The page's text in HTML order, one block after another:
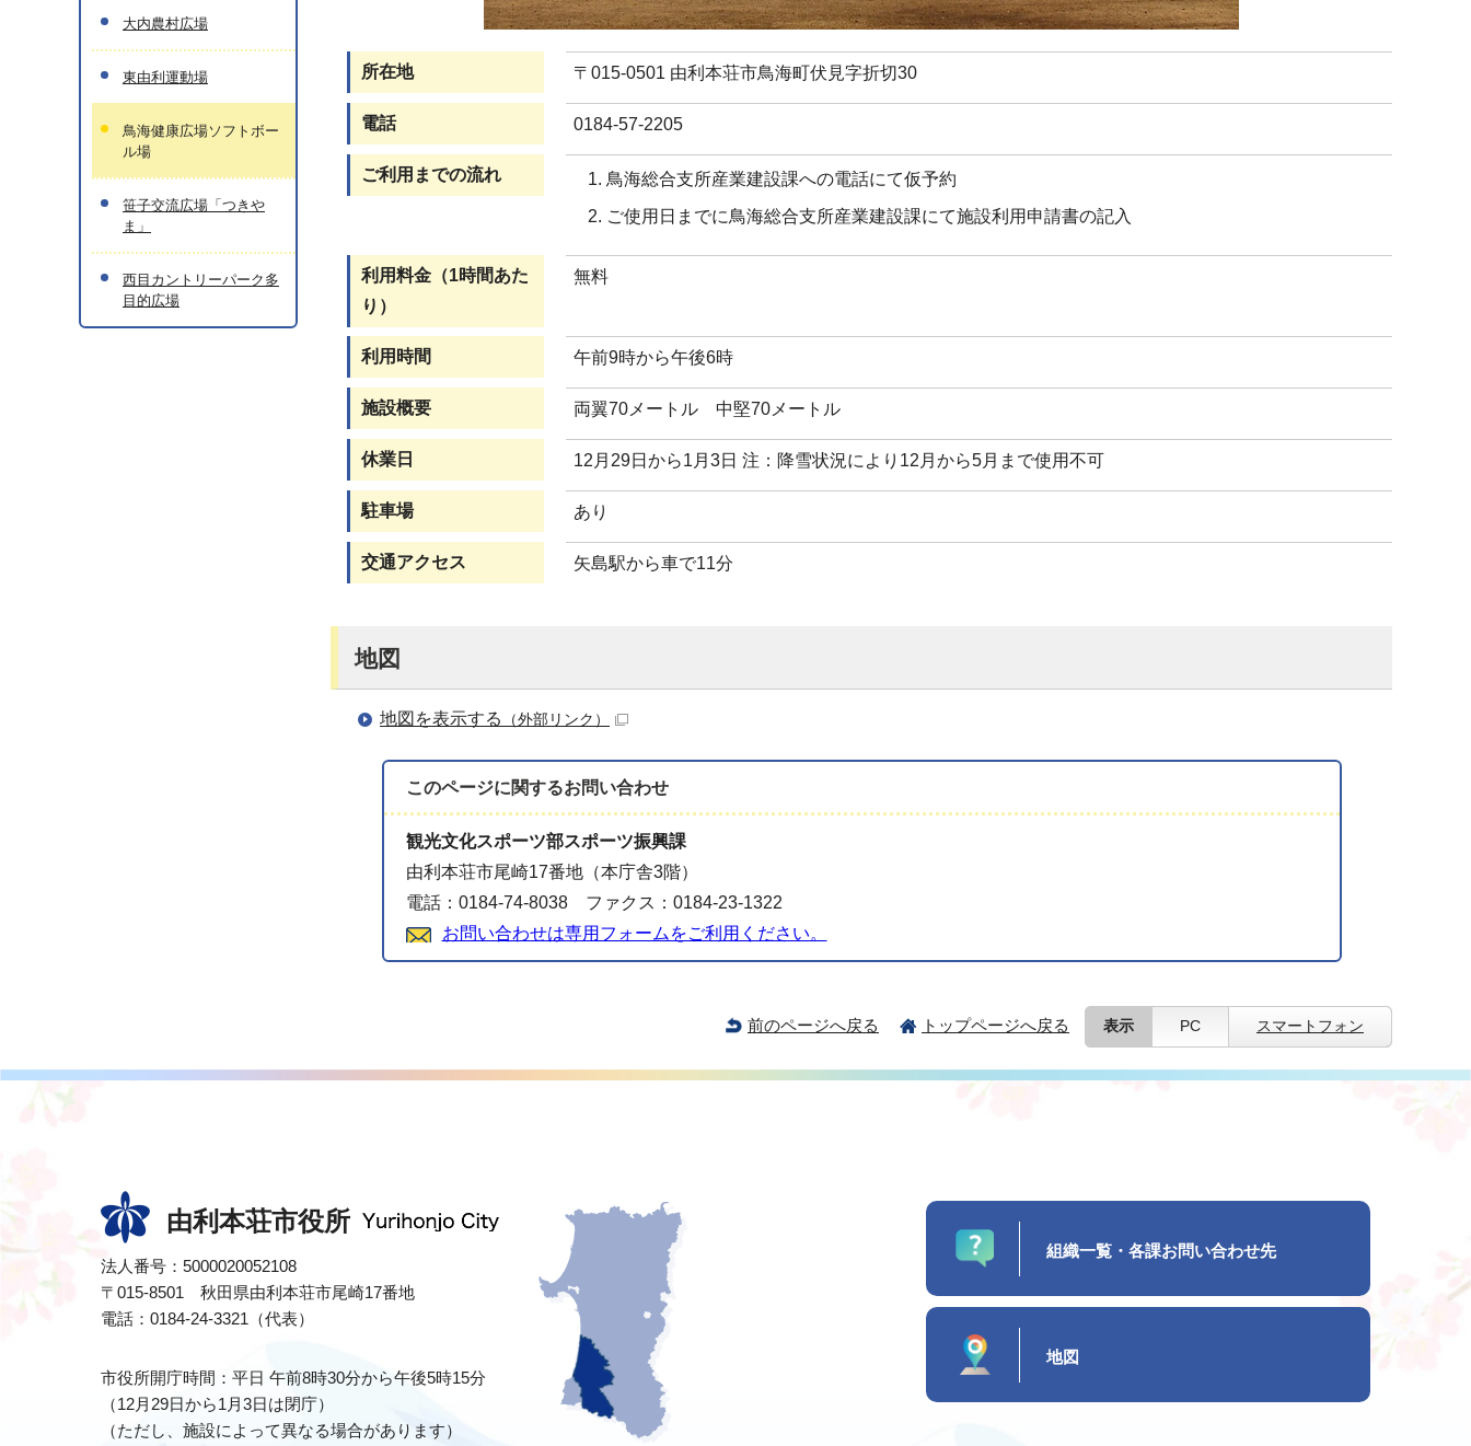
所在地 〒015-0501 由利本荘市鳥海町伏見字折切30
電話 0184-57-2205
ご利用までの流れ
鳥海総合支所産業建設課への電話にて仮予約
ご使用日までに鳥海総合支所産業建設課にて施設利用申請書の記入
利用料金（1時間あた
り）
無料
利用時間 午前9時から午後6時
施設概要 両翼70メートル 中堅70メートル
休業日 12月29日から1月3日 注：降雪状況により12月から5月まで使用不可
駐車場 あり
交通アクセス 矢島駅から車で11分
地図
地図を表示する （外部リンク）
このページに関するお問い合わせ
観光文化スポーツ部スポーツ振興課
由利本荘市尾崎17番地（本庁舎3階）
電話：0184-74-8038 ファクス：0184-23-1322
お問い合わせは専用フォームをご利用ください。
大内農村広場
東由利運動場
鳥海健康広場ソフトボー
ル場
笹子交流広場「つきや
ま」
西目カントリーパーク多
目的広場
前のページへ戻る トップページへ戻る 表示 PC スマートフォン
由利本荘市役所
法人番号：5000020052108
〒015-8501 秋田県由利本荘市尾崎17番地
電話：0184-24-3321（代表）
市役所開庁時間：平日 午前8時30分から午後5時15分
（12月29日から1月3日は閉庁）
（ただし、施設によって異なる場合があります）
組織一覧・各課お問い合わせ先
地図